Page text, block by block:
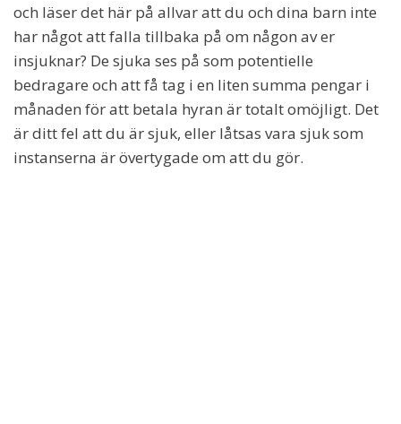
och läser det här på allvar att du och dina barn inte
har något att falla tillbaka på om någon av er
insjuknar? De sjuka ses på som potentielle
bedragare och att få tag i en liten summa pengar i
månaden för att betala hyran är totalt omöjligt. Det
är ditt fel att du är sjuk, eller låtsas vara sjuk som
instanserna är övertygade om att du gör.